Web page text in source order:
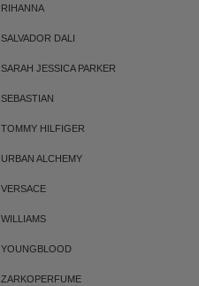
RIHANNA
SALVADOR DALI
SARAH JESSICA PARKER
SEBASTIAN
TOMMY HILFIGER
URBAN ALCHEMY
VERSACE
WILLIAMS
YOUNGBLOOD
ZARKOPERFUME